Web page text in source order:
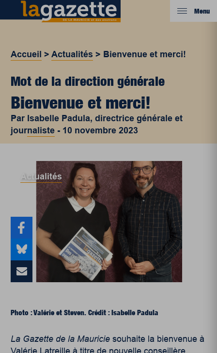
Menu
Accueil >Actualités > Bienvenue et merci!
Mot de la direction générale
Bienvenue et merci!
Par Isabelle Padula, directrice générale et
journaliste - 10 novembre 2023
Actualités
Photo : Valérie et Steven.Crédit : Isabelle Padula
La Gazette de la Mauricie souhaite la bienvenue à
Valérie Latreille à titre de nouvelle conseillère